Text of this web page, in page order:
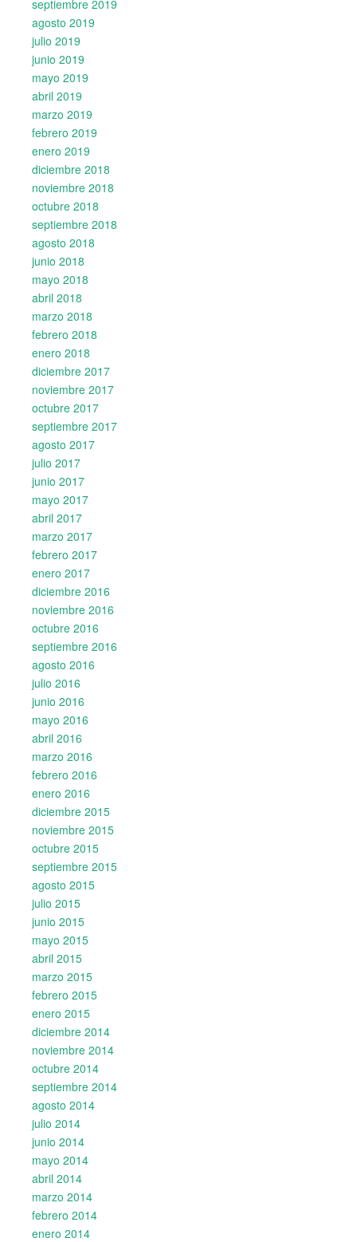
septiembre 2019
agosto 2019
julio 2019
junio 2019
mayo 2019
abril 2019
marzo 2019
febrero 2019
enero 2019
diciembre 2018
noviembre 2018
octubre 2018
septiembre 2018
agosto 2018
junio 2018
mayo 2018
abril 2018
marzo 2018
febrero 2018
enero 2018
diciembre 2017
noviembre 2017
octubre 2017
septiembre 2017
agosto 2017
julio 2017
junio 2017
mayo 2017
abril 2017
marzo 2017
febrero 2017
enero 2017
diciembre 2016
noviembre 2016
octubre 2016
septiembre 2016
agosto 2016
julio 2016
junio 2016
mayo 2016
abril 2016
marzo 2016
febrero 2016
enero 2016
diciembre 2015
noviembre 2015
octubre 2015
septiembre 2015
agosto 2015
julio 2015
junio 2015
mayo 2015
abril 2015
marzo 2015
febrero 2015
enero 2015
diciembre 2014
noviembre 2014
octubre 2014
septiembre 2014
agosto 2014
julio 2014
junio 2014
mayo 2014
abril 2014
marzo 2014
febrero 2014
enero 2014